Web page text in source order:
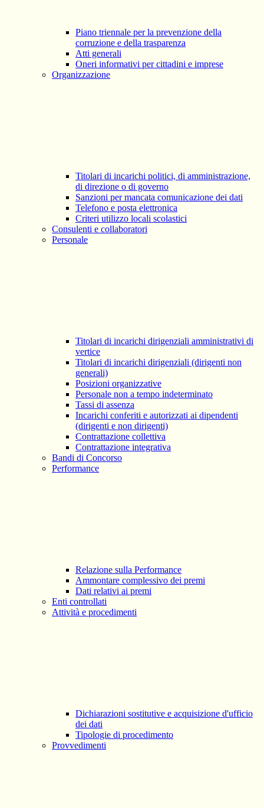
Piano triennale per la prevenzione della
corruzione e della trasparenza
Atti generali
Oneri informativi per cittadini e imprese
Organizzazione
Titolari di incarichi politici, di amministrazione,
di direzione o di governo
Sanzioni per mancata comunicazione dei dati
Telefono e posta elettronica
Criteri utilizzo locali scolastici
Consulenti e collaboratori
Personale
Titolari di incarichi dirigenziali amministrativi di
vertice
Titolari di incarichi dirigenziali (dirigenti non
generali)
Posizioni organizzative
Personale non a tempo indeterminato
Tassi di assenza
Incarichi conferiti e autorizzati ai dipendenti
(dirigenti e non dirigenti)
Contrattazione collettiva
Contrattazione integrativa
Bandi di Concorso
Performance
Relazione sulla Performance
Ammontare complessivo dei premi
Dati relativi ai premi
Enti controllati
Attività e procedimenti
Dichiarazioni sostitutive e acquisizione d'ufficio
dei dati
Tipologie di procedimento
Provvedimenti